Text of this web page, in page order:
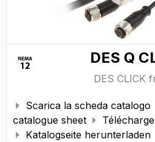
DES Q
DES CLICK
 Scarica la scheda catalogo
catalogue sheet

 Katalogseite herunterladen